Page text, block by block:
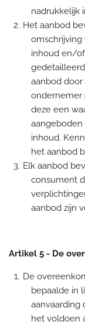
nadrukkelijk
Het aanbod
omschrijving
inhoud en/
aanbod
ondernemer
deze een
inhoud.
het aanbod
Elk aanbod
consument
aanbod zijn
Artikel 5 - De
De
bepaalde in
aanvaarding
het voldoen